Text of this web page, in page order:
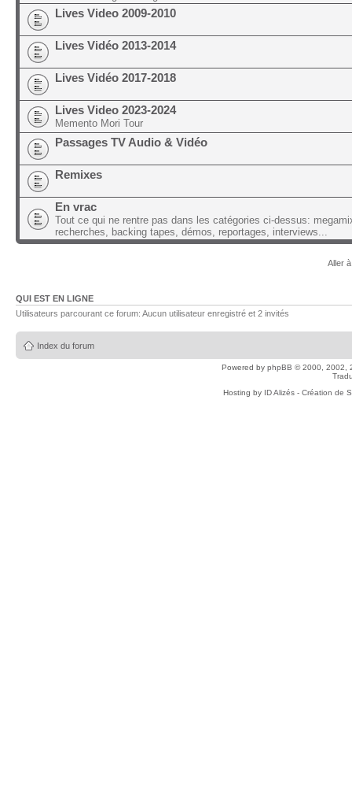
Lives Video 2009-2010
Lives Vidéo 2013-2014
Lives Vidéo 2017-2018
Lives Video 2023-2024
Memento Mori Tour
Passages TV Audio & Vidéo
Remixes
En vrac
Tout ce qui ne rentre pas dans les catégories ci-dessus:
recherches, backing tapes, démos, reportages, interviews...
Aller
QUI EST EN LIGNE
Utilisateurs parcourant ce forum: Aucun utilisateur enregistré et 2 invités
Index du forum
Powered by phpBB © 2000, 2002,
Hosting by ID Alizés - Création de